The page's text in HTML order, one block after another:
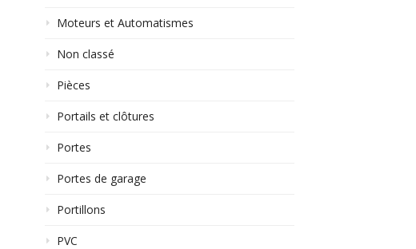
Moteurs et Automatismes
Non classé
Pièces
Portails et clôtures
Portes
Portes de garage
Portillons
PVC